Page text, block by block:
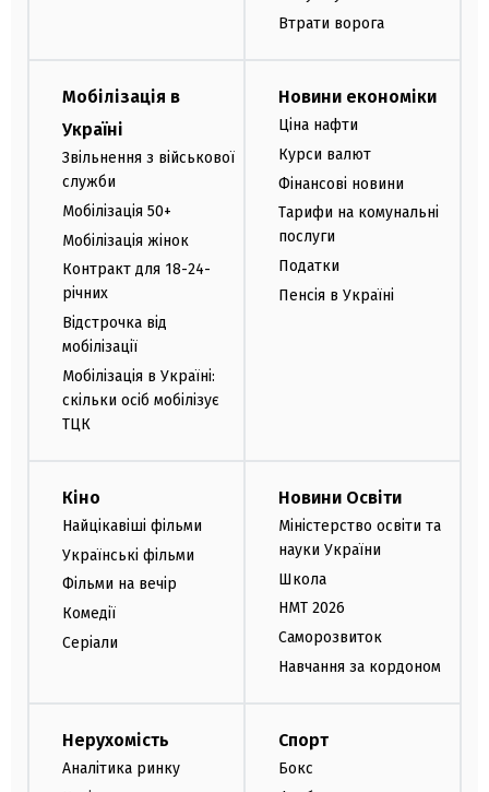
Втрати ворога
Мобілізація в
Україні
Звільнення з військової
служби
Мобілізація 50+
Мобілізація жінок
Контракт для 18-24-
річних
Відстрочка від
мобілізації
Мобілізація в Україні:
скільки осіб мобілізує
ТЦК
Новини економіки
Ціна нафти
Курси валют
Фінансові новини
Тарифи на комунальні
послуги
Податки
Пенсія в Україні
Кіно
Найцікавіші фільми
Українські фільми
Фільми на вечір
Комедії
Серіали
Новини Освіти
Міністерство освіти та
науки України
Школа
НМТ 2026
Саморозвиток
Навчання за кордоном
Нерухомість
Аналітика ринку
Спорт
Бокс